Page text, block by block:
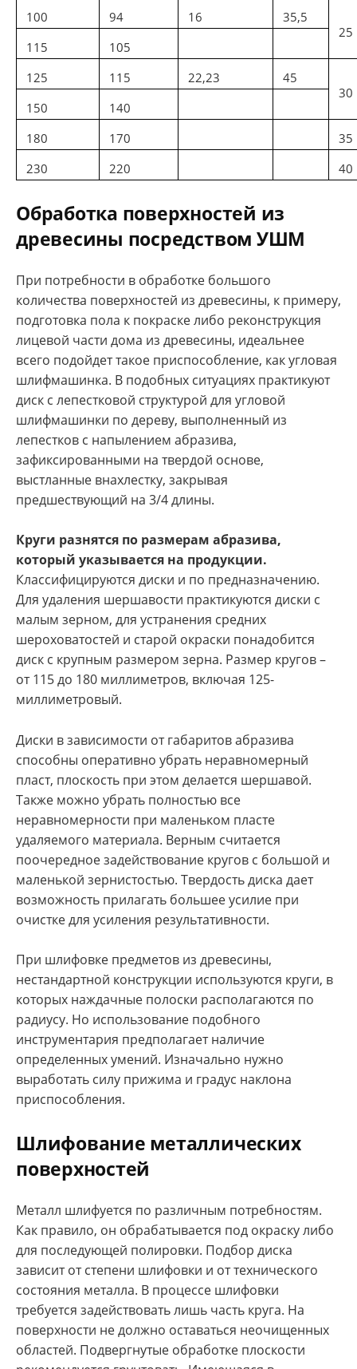
100 94 16
35,5
25
115
105
125
115 22,23
45
30
150
140
180
170
35
230
220 40
Обработка поверхностей из
древесины посредством УШМ
При потребности в обработке большого
количества поверхностей из древесины, к примеру,
подготовка пола к покраске либо реконструкция
лицевой части дома из древесины, идеальнее
всего подойдет такое приспособление, как угловая
шлифмашинка. В подобных ситуациях практикуют
диск с лепестковой структурой для угловой
шлифмашинки по дереву, выполненный из
лепестков с напылением абразива,
зафиксированными на твердой основе,
выстланные внахлестку, закрывая
предшествующий на 3/4 длины.
Круги разнятся по размерам абразива,
который указывается на продукции.
Классифицируются диски и по предназначению.
Для удаления шершавости практикуются диски с
малым зерном, для устранения средних
шероховатостей и старой окраски понадобится
диск с крупным размером зерна. Размер кругов –
от 115 до 180 миллиметров, включая 125-
миллиметровый.
Диски в зависимости от габаритов абразива
способны оперативно убрать неравномерный
пласт, плоскость при этом делается шершавой.
Также можно убрать полностью все
неравномерности при маленьком пласте
удаляемого материала. Верным считается
поочередное задействование кругов с большой и
маленькой зернистостью. Твердость диска дает
возможность прилагать большее усилие при
очистке для усиления результативности.
При шлифовке предметов из древесины,
нестандартной конструкции используются круги, в
которых наждачные полоски располагаются по
радиусу. Но использование подобного
инструментария предполагает наличие
определенных умений. Изначально нужно
выработать силу прижима и градус наклона
приспособления.
Шлифование металлических
поверхностей
Металл шлифуется по различным потребностям.
Как правило, он обрабатывается под окраску либо
для последующей полировки. Подбор диска
зависит от степени шлифовки и от технического
состояния металла. В процессе шлифовки
требуется задействовать лишь часть круга. На
поверхности не должно оставаться неочищенных
областей. Подвергнутые обработке плоскости